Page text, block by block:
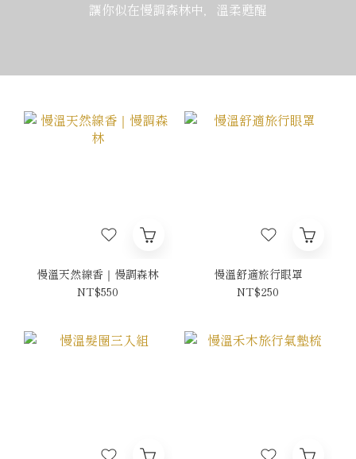
讓你似在慢調森林中，溫柔甦醒
慢溫天然線香｜慢調森林
NT$550
慢溫舒適旅行眼罩
NT$250